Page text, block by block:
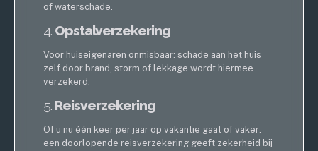
of waterschade.
4. Opstalverzekering
Voor huiseigenaren onmisbaar: schade aan het huis
zelf door brand, storm of lekkage wordt hiermee
verzekerd.
5. Reisverzekering
Of u nu één keer per jaar op vakantie gaat of vaker:
een doorlopende reisverzekering geeft zekerheid bij